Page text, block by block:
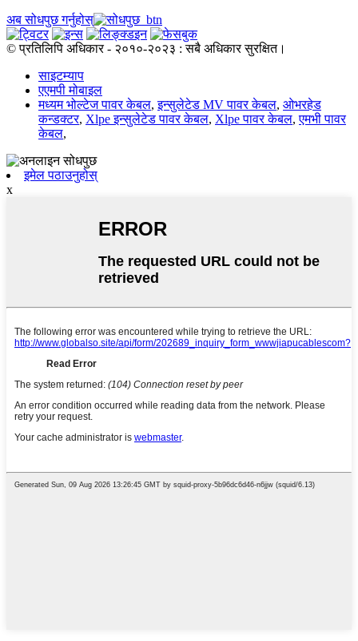
अब सोधपुछ गर्नुहोस्
© प्रतिलिपि अधिकार - २०१०-२०२३ : सबै अधिकार सुरक्षित।
साइटम्याप
एएमपी मोबाइल
मध्यम भोल्टेज पावर केबल,इन्सुलेटेड MV पावर केबल, ओभरहेड
कन्डक्टर, Xlpe इन्सुलेटेड पावर केबल, Xlpe पावर केबल,एमभी पावर
केबल,
इमेल पठाउनुहोस्
x